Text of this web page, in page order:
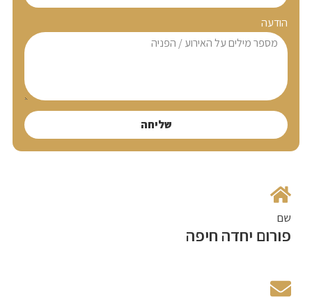
הודעה
שליחה
שם
פורום יחדה חיפה